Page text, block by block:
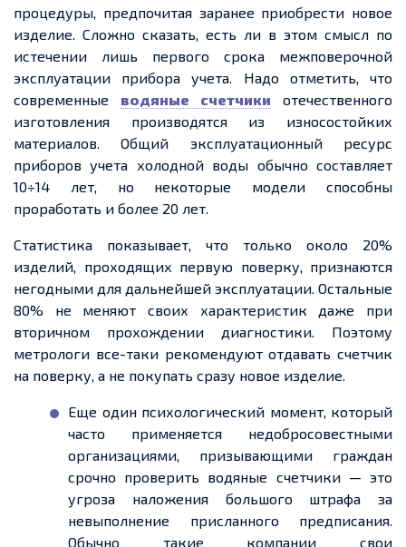
процедуры, предпочитая заранее приобрести новое
изделие. Сложно сказать, есть ли в этом смысл по
истечении лишь первого срока межповерочной
эксплуатации прибора учета. Надо отметить, что
современные водяные счетчики отечественного
изготовления производятся из износостойких
материалов. Общий эксплуатационный ресурс
приборов учета холодной воды обычно составляет
10÷14 лет, но некоторые модели способны
проработать и более 20 лет.
Статистика показывает, что только около 20%
изделий, проходящих первую поверку, признаются
негодными для дальнейшей эксплуатации. Остальные
80% не меняют своих характеристик даже при
вторичном прохождении диагностики. Поэтому
метрологи все-таки рекомендуют отдавать счетчик
на поверку, а не покупать сразу новое изделие.
Еще один психологический момент, который
часто применяется недобросовестными
организациями, призывающими граждан
срочно проверить водяные счетчики — это
угроза наложения большого штрафа за
невыполнение присланного предписания.
Обычно такие компании свои